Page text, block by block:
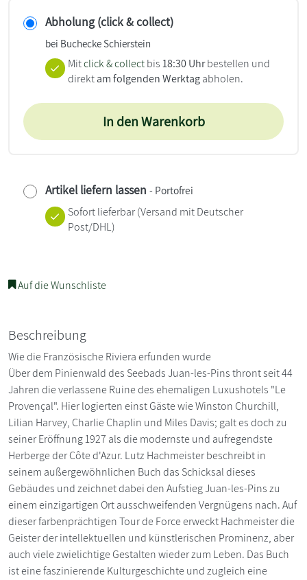
Abholung (click & collect)
bei Buchecke Schierstein
Mitclick & collect bis18:30 Uhrbestellen und
direktam folgenden Werktagabholen.
In den Warenkorb
Artikel liefern lassen - Portofrei
Sofort lieferbar(Versand mit Deutscher
Post/DHL)
Auf die Wunschliste
Beschreibung
Wie die Französische Riviera erfunden wurde
Über dem Pinienwald des Seebads Juan-les-Pins thront seit 44
Jahren die verlassene Ruine des ehemaligen Luxushotels "Le
Provençal". Hier logierten einst Gäste wie Winston Churchill,
Lilian Harvey, Charlie Chaplin und Miles Davis; galt es doch zu
seiner Eröffnung 1927 als die modernste und aufregendste
Herberge der Côte d'Azur. Lutz Hachmeister beschreibt in
seinem außergewöhnlichen Buch das Schicksal dieses
Gebäudes und zeichnet dabei den Aufstieg Juan-les-Pins zu
einem einzigartigen Ort ausschweifenden Vergnügens nach. Auf
dieser farbenprächtigen Tour de Force erweckt Hachmeister die
Geister der intellektuellen und künstlerischen Prominenz, aber
auch viele zwielichtige Gestalten wieder zum Leben. Das Buch
ist eine faszinierende Kulturgeschichte und zugleich eine